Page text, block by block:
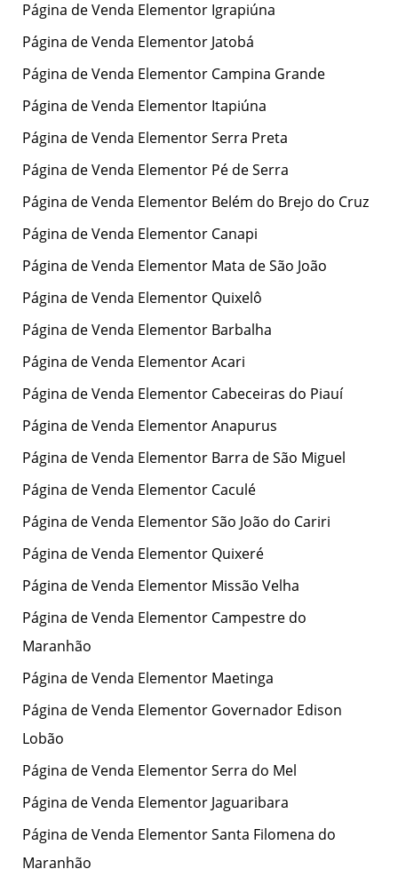
Página de Venda Elementor Igrapiúna
Página de Venda Elementor Jatobá
Página de Venda Elementor Campina Grande
Página de Venda Elementor Itapiúna
Página de Venda Elementor Serra Preta
Página de Venda Elementor Pé de Serra
Página de Venda Elementor Belém do Brejo do Cruz
Página de Venda Elementor Canapi
Página de Venda Elementor Mata de São João
Página de Venda Elementor Quixelô
Página de Venda Elementor Barbalha
Página de Venda Elementor Acari
Página de Venda Elementor Cabeceiras do Piauí
Página de Venda Elementor Anapurus
Página de Venda Elementor Barra de São Miguel
Página de Venda Elementor Caculé
Página de Venda Elementor São João do Cariri
Página de Venda Elementor Quixeré
Página de Venda Elementor Missão Velha
Página de Venda Elementor Campestre do
Maranhão
Página de Venda Elementor Maetinga
Página de Venda Elementor Governador Edison
Lobão
Página de Venda Elementor Serra do Mel
Página de Venda Elementor Jaguaribara
Página de Venda Elementor Santa Filomena do
Maranhão